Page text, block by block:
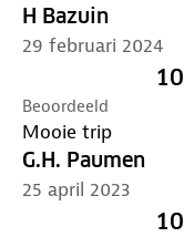
H Bazuin
29 februari 2024
10
Beoordeeld
Mooie trip
G.H. Paumen
25 april 2023
10